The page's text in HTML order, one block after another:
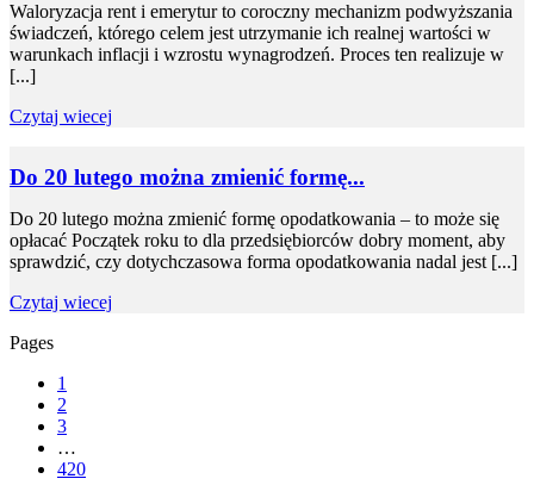
Waloryzacja rent i emerytur to coroczny mechanizm podwyższania
świadczeń, którego celem jest utrzymanie ich realnej wartości w
warunkach inflacji i wzrostu wynagrodzeń. Proces ten realizuje w
[...]
Czytaj wiecej
Do 20 lutego można zmienić formę...
Do 20 lutego można zmienić formę opodatkowania – to może się
opłacać Początek roku to dla przedsiębiorców dobry moment, aby
sprawdzić, czy dotychczasowa forma opodatkowania nadal jest [...]
Czytaj wiecej
Pages
1
2
3
…
420